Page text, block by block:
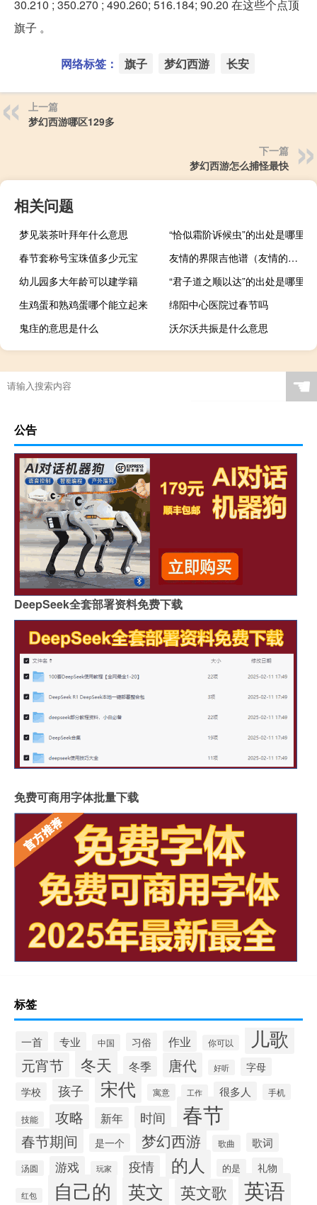
30.210 ; 350.270 ; 490.260; 516.184; 90.20 在这些个点顶
旗子 。
网络标签： 旗子 梦幻西游 长安
上一篇
梦幻西游哪区129多
下一篇
梦幻西游怎么捕怪最快
相关问题
梦见装茶叶拜年什么意思
“恰似霜阶诉候虫”的出处是哪里
春节套称号宝珠值多少元宝
友情的界限吉他谱（友情的界限歌词）
幼儿园多大年龄可以建学籍
“君子道之顺以达”的出处是哪里
生鸡蛋和熟鸡蛋哪个能立起来
绵阳中心医院过春节吗
鬼疰的意思是什么
沃尔沃共振是什么意思
☚
公告
DeepSeek全套部署资料免费下载
免费可商用字体批量下载
标签
一首 专业 中国 习俗 作业 你可以 儿歌
元宵节 冬天 冬季 唐代 好听
字母
学校
孩子 宋代 寓意 工作 很多人 手机
技能 攻略 新年 时间 春节
春节期间 是一个 梦幻西游 歌曲 歌词
汤圆 游戏 玩家 疫情 的人 的是 礼物
红包 自己的 英文 英文歌 英语